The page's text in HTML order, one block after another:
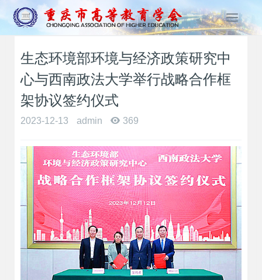
T
o
g
a
o
n
生态环境部环境与经济政策研究中
心与西南政法大学举行战略合作框
架协议签约仪式
2023-12-13 admin 369